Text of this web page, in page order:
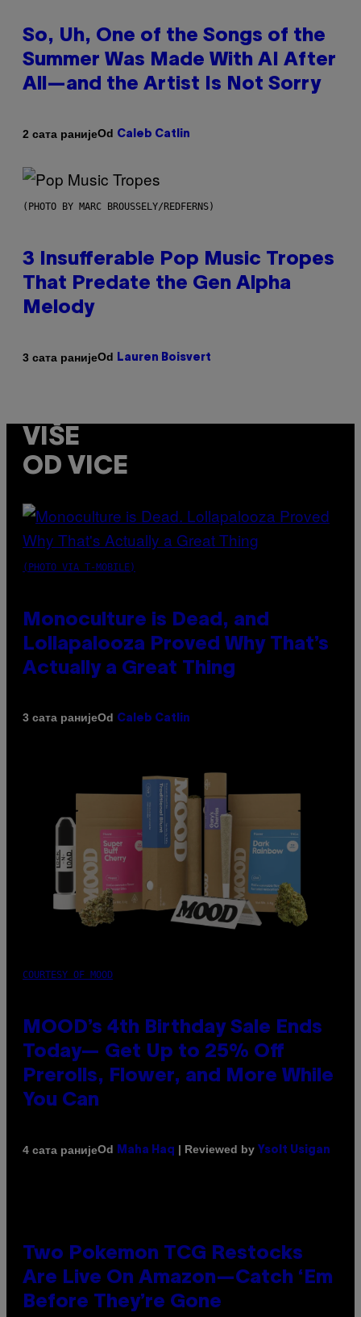
So, Uh, One of the Songs of the
Summer Was Made With AI After
All—and the Artist Is Not Sorry
2 сата ранијеOd Caleb Catlin
(PHOTO BY MARC BROUSSELY/REDFERNS)
3 Insufferable Pop Music Tropes
That Predate the Gen Alpha
Melody
3 сата ранијеOd Lauren Boisvert
VIŠE
OD VICE
(PHOTO VIA T-MOBILE)
Monoculture is Dead, and
Lollapalooza Proved Why That’s
Actually a Great Thing
3 сата ранијеOd Caleb Catlin
COURTESY OF MOOD
MOOD’s 4th Birthday Sale Ends
Today— Get Up to 25% Off
Prerolls, Flower, and More While
You Can
4 сата ранијеOd Maha Haq | Reviewed by Ysolt Usigan
Two Pokemon TCG Restocks
Are Live On Amazon—Catch ‘Em
Before They’re Gone